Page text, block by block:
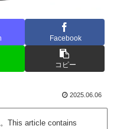
Facebook
コピー
2025.06.06
This article contains